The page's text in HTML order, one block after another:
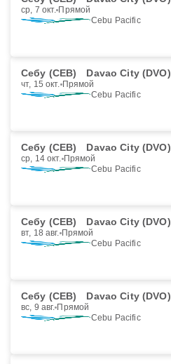
ср, 7 окт. Прямой
Cebu Pacific
Себу (CEB) Davao City (DVO)
чт, 15 окт. Прямой
Cebu Pacific
Себу (CEB) Davao City (DVO)
ср, 14 окт. Прямой
Cebu Pacific
Себу (CEB) Davao City (DVO)
вт, 18 авг. Прямой
Cebu Pacific
Себу (CEB) Davao City (DVO)
вс, 9 авг. Прямой
Cebu Pacific